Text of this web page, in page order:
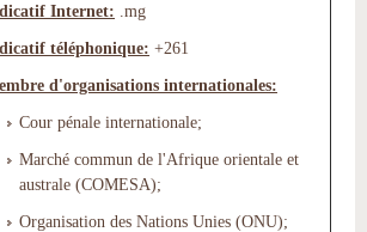
Internet: .mg
téléphonique: +261
d'organisations internationales:
Cour pénale internationale;
Marché commun de l'Afrique orientale et
australe (COMESA);
Organisation des Nations Unies (ONU);